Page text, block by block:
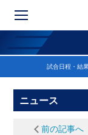
試合日程・結
ニュース
前の記事へ